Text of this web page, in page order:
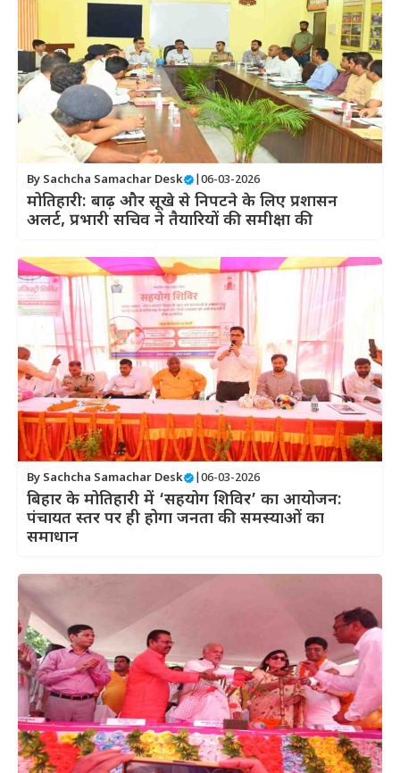
By Sachcha Samachar Desk 06-03-2026
मोतिहारी: बाढ़ और सूखे से निपटने के लिए प्रशासन
अलर्ट, प्रभारी सचिव ने तैयारियों की समीक्षा की
By Sachcha Samachar Desk 06-03-2026
बिहार के मोतिहारी में ‘सहयोग शिविर’ का आयोजन:
पंचायत स्तर पर ही होगा जनता की समस्याओं का
समाधान